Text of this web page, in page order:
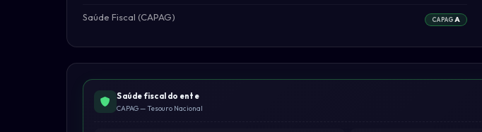
Saúde Fiscal (CAPAG) CAPAGA
Saúde fiscal do ente
CAPAG — Tesouro Nacional